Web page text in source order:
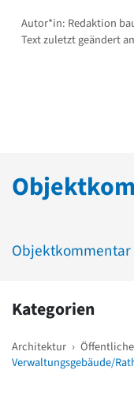
Autor*in: Redaktion
Text zuletzt geändert
Objektkommentar
Kategorien
Architektur ›
Verwaltungsgebäude/